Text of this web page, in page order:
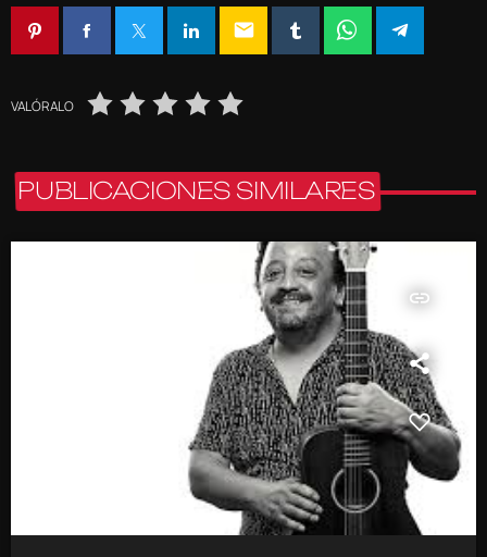
email
VALÓRALO
PUBLICACIONES SIMILARES
insert_link